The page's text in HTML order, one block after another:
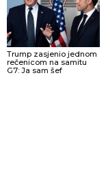
Trump zasjenio jednom
rečenicom na samitu
G7: Ja sam šef